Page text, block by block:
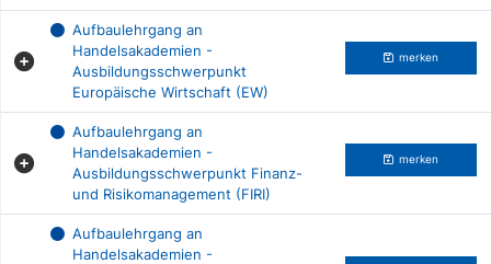
Aufbaulehrgang an
Handelsakademien -
Ausbildungsschwerpunkt
Europäische Wirtschaft (EW)
merken
Aufbaulehrgang an
Handelsakademien -
Ausbildungsschwerpunkt Finanz-
und Risikomanagement (FIRI)
merken
Aufbaulehrgang an
Handelsakademien -